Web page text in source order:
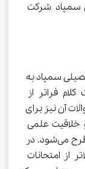
سمپاد شرکت
سمپاد به
فراتر از
از سوالات آن نیز برای
علمی
دانش آموزان به خصوص در مقاطع بالاتر طرح می‌شود. در
از امتحانات